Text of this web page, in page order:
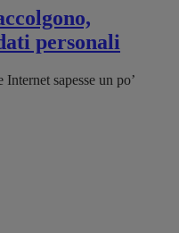
personali
sapesse un po’